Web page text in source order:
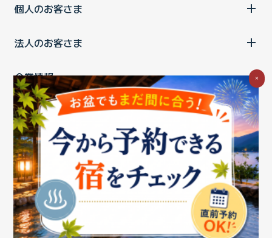
個人のお客さま
法人のお客さま
企業情報
ご利用中の方
お問い合わせ消費税の表示 ウェブアクセシビリティの取り組み
個人情報保護ポリシープライバシーポータル
Cookieポリシー
特定商取引法に基づく表記情報セキュリティ基本方針
商標についてBIGLOBEトップ
×